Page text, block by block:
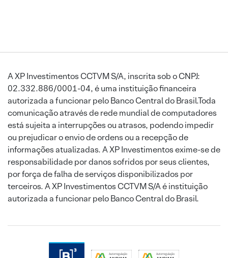
A XP Investimentos CCTVM S/A, inscrita sob o CNPJ:
02.332.886/0001-04, é uma instituição financeira
autorizada a funcionar pelo Banco Central do Brasil.Toda
comunicação através de rede mundial de computadores
está sujeita a interrupções ou atrasos, podendo impedir
ou prejudicar o envio de ordens ou a recepção de
informações atualizadas. A XP Investimentos exime-se de
responsabilidade por danos sofridos por seus clientes,
por força de falha de serviços disponibilizados por
terceiros. A XP Investimentos CCTVM S/A é instituição
autorizada a funcionar pelo Banco Central do Brasil.